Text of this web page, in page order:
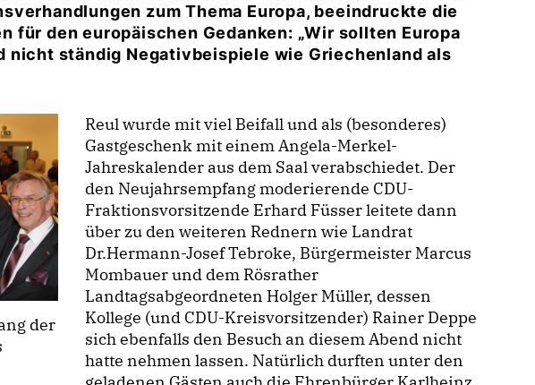
zum Thema Europa, beeindruckte die
für den europäischen Gedanken: „Wir sollten Europa
nicht ständig Negativbeispiele wie Griechenland als
der
Reul wurde mit viel Beifall und als (besonderes)
Gastgeschenk mit einem Angela-Merkel-
Jahreskalender aus dem Saal verabschiedet. Der
den Neujahrsempfang moderierende CDU-
Fraktionsvorsitzende Erhard Füsser leitete dann
über zu den weiteren Rednern wie Landrat
Dr.Hermann-Josef Tebroke, Bürgermeister Marcus
Mombauer und dem Rösrather
Landtagsabgeordneten Holger Müller, dessen
Kollege (und CDU-Kreisvorsitzender) Rainer Deppe
sich ebenfalls den Besuch an diesem Abend nicht
hatte nehmen lassen. Natürlich durften unter den